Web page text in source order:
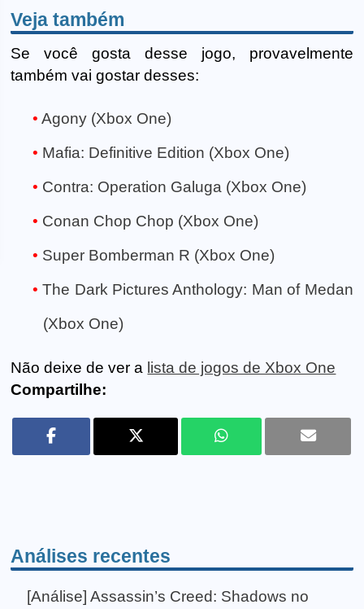
Veja também
Se você gosta desse jogo, provavelmente
também vai gostar desses:
Agony (Xbox One)
Mafia: Definitive Edition (Xbox One)
Contra: Operation Galuga (Xbox One)
Conan Chop Chop (Xbox One)
Super Bomberman R (Xbox One)
The Dark Pictures Anthology: Man of Medan
(Xbox One)
Não deixe de ver a lista de jogos de Xbox One
Compartilhe:
Análises recentes
[Análise] Assassin’s Creed: Shadows no